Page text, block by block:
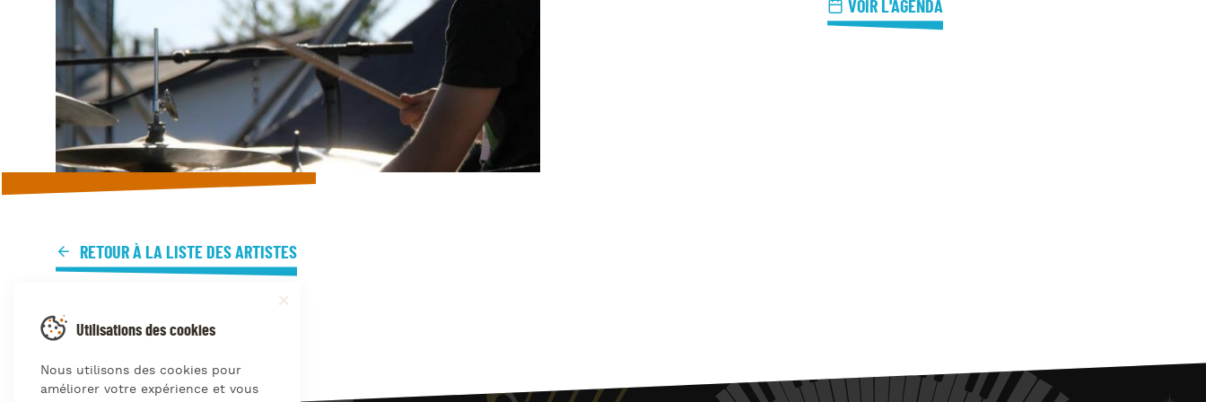
Jazz Nights
RETOUR À LA LISTE DES ARTISTES
VOIR L'AGENDA
Utilisations des cookies
Nous utilisons des cookies pour
améliorer votre expérience et vous